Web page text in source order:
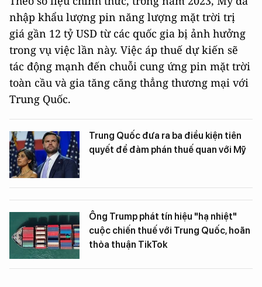
nhập khẩu lượng pin năng lượng mặt trời trị
giá gần 12 tỷ USD từ các quốc gia bị ảnh hưởng
trong vụ việc lần này. Việc áp thuế dự kiến sẽ
tác động mạnh đến chuỗi cung ứng pin mặt trời
toàn cầu và gia tăng căng thẳng thương mại với
Trung Quốc.
Trung Quốc đưa ra ba điều kiện tiên
quyết để đàm phán thuế quan với Mỹ
Ông Trump phát tín hiệu "hạ nhiệt"
cuộc chiến thuế với Trung Quốc, hoãn
thỏa thuận TikTok